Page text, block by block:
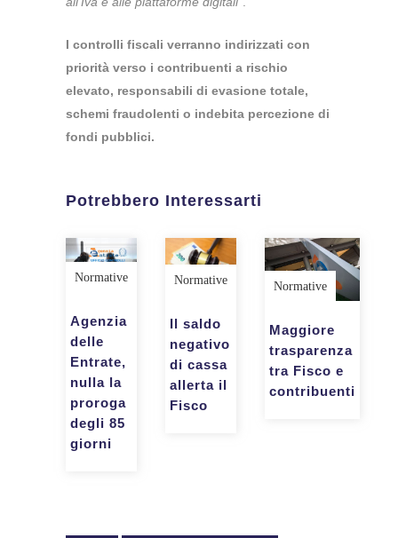
I controlli fiscali verranno indirizzati con
priorità verso i contribuenti a rischio
elevato, responsabili di evasione totale,
schemi fraudolenti o indebita percezione di
fondi pubblici.
Potrebbero Interessarti
Normative
Agenzia
delle
Entrate,
nulla la
proroga
degli 85
giorni
Normative
Il saldo
negativo
di cassa
allerta il
Fisco
Normative
Maggiore
trasparenza
tra Fisco e
contribuenti